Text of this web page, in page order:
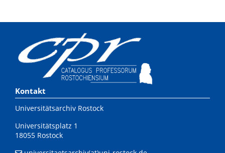
Kontakt
Universitätsarchiv Rostock
Universitätsplatz 1
18055 Rostock